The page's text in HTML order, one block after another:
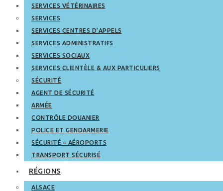
SERVICES VÉTÉRINAIRES
SERVICES
SERVICES CENTRES D’APPELS
SERVICES ADMINISTRATIFS
SERVICES SOCIAUX
SERVICES CLIENTÈLE & AUX PARTICULIERS
SÉCURITÉ
AGENT DE SÉCURITÉ
ARMÉE
CONTRÔLE DOUANIER
POLICE ET GENDARMERIE
SÉCURITÉ – AÉROPORTS
TRANSPORT SÉCURISÉ
RÉGIONS
ALSACE